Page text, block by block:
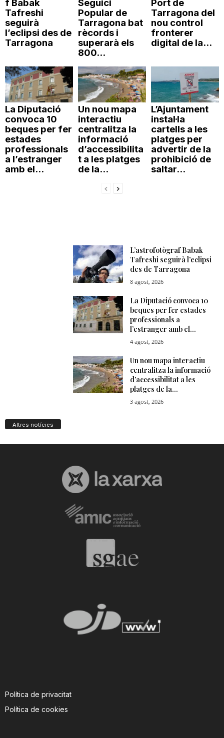
f Babak
Tafreshi
seguirà
l’eclipsi des de
Tarragona
Seguici
Popular de
Tarragona bat
rècords i
superarà els
800...
Port de
Tarragona del
nou control
fronterer
digital de la...
La Diputació
convoca 10
beques per fer
estades
professionals
a l’estranger
amb el...
Un nou mapa
interactiu
centralitza la
informació
d’accessibilita
t a les platges
de la...
L’Ajuntament
instal·la
cartells a les
platges per
advertir de la
prohibició de
saltar...
Altres notícies
Política de privacitat
Política de cookies